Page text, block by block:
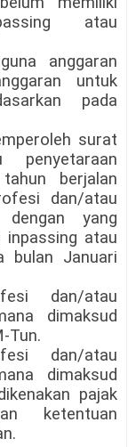
atau
anggaran
untuk
pada
surat
penyetaraan
berjalan
dan/atau
yang
atau
bulan Januari
dan/atau
dimaksud
Tun.
dan/atau
dimaksud
pajak
ketentuan